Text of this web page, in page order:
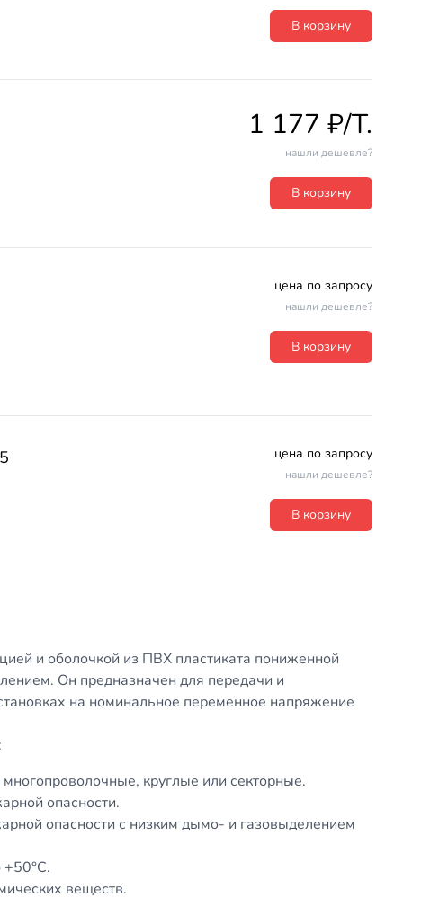
В корзину
1 177 ₽/T.
нашли дешевле?
В корзину
цена по запросу
нашли дешевле?
В корзину
цена по запросу
нашли дешевле?
В корзину
и оболочкой из ПВХ пластиката пониженной
Он предназначен для передачи и
на номинальное переменное напряжение
круглые или секторные.
опасности.
опасности с низким дымо- и газовыделением
+50°С.
веществ.